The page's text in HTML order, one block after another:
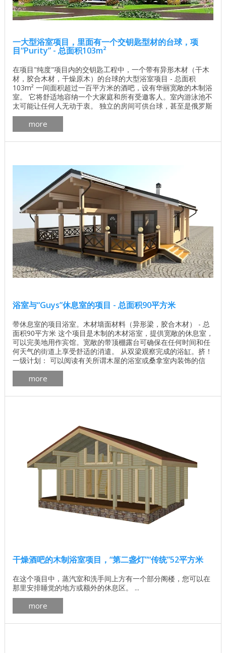
一大型浴室项目，里面有一个交钥匙型材的台球，项
目“Purity” - 总面积103m²
在项目"纯度"项目内的交钥匙工程中，一个带有异形木材（干木
材，胶合木材，干燥原木）的台球的大型浴室项目 - 总面积
103m² 一间面积超过一百平方米的酒吧，设有华丽宽敞的木制浴
室。 它将舒适地容纳一个大家庭和所有受邀客人。室内游泳池不
太可能让任何人无动于衷。 独立的房间可供台球，甚至是俄罗斯
人使用。墙壁材料可以是胶合层压木材，异形技术干燥木材或天
然水分。选择取决于客户在构造方面的愿望。 浴 房间数量 2个房
间，游泳池，蒸汽房 总面积 103.4平方米 墙体材料的体积 51.8
立方米 ...
more
浴室与“Guys”休息室的项目 - 总面积90平方米
带休息室的项目浴室。木材墙面材料（异形梁，胶合木材） - 总
面积90平方米 这个项目是木制的木材浴室，提供宽敞的休息室，
可以完美地用作宾馆。宽敞的带顶棚露台可确保在任何时间和任
何天气的街道上享受舒适的消遣。 从双梁观察完成的浴缸。挤！
一级计划： 可以阅读有关所谓木屋的浴室或桑拿室内装饰的信
息。要 进一步 ...
more
干燥酒吧的木制浴室项目，“第二盏灯”“传统”52平方米
在这个项目中，蒸汽室和洗手间上方有一个部分阁楼，您可以在
那里安排睡觉的地方或额外的休息区。 ...
more